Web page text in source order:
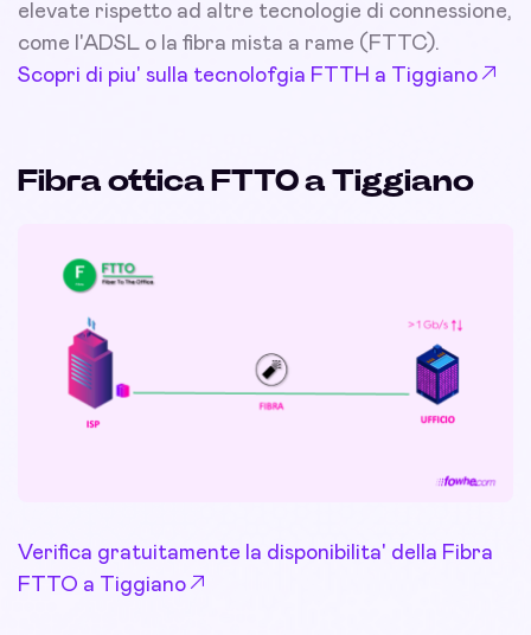
elevate rispetto ad altre tecnologie di connessione,
come l'ADSL o la fibra mista a rame (FTTC).
Scopri di piu' sulla tecnolofgia FTTH a Tiggiano
Fibra ottica FTTO a Tiggiano
Verifica gratuitamente la disponibilita' della Fibra
FTTO a Tiggiano